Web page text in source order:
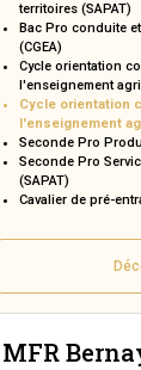
territoires (SAPAT)
Bac Pro conduite
(CGEA)
Cycle orientation
l'enseignement
Cycle orientation
l'enseignement
Seconde Pro
Seconde Pro
(SAPAT)
Cavalier de pré-
MFR